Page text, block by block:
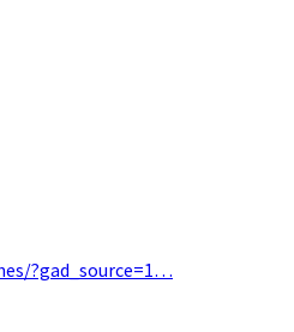
?gad_source=1…